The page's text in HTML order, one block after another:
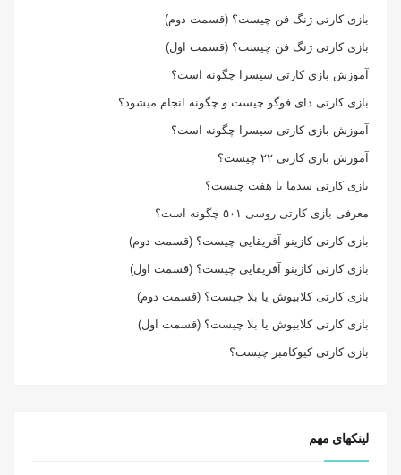
بازی کارتی ژنگ فن چیست؟ (قسمت دوم)
بازی کارتی ژنگ فن چیست؟ (قسمت اول)
آموزش بازی کارتی سیسرا چگونه است؟
بازی کارتی دای فوگو چیست و چگونه انجام میشود؟
آموزش بازی کارتی سیسرا چگونه است؟
آموزش بازی کارتی ۲۲ چیست؟
بازی کارتی سدما یا هفت چیست؟
معرفی بازی کارتی روسی ۵۰۱ چگونه است؟
بازی کارتی کازینو آفریقایی چیست؟ (قسمت دوم)
بازی کارتی کازینو آفریقایی چیست؟ (قسمت اول)
بازی کارتی کلابیوش یا بلا چیست؟ (قسمت دوم)
بازی کارتی کلابیوش یا بلا چیست؟ (قسمت اول)
بازی کارتی کیوکامبر چیست؟
لینکهای مهم